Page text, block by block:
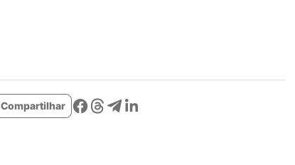
Compartilhar